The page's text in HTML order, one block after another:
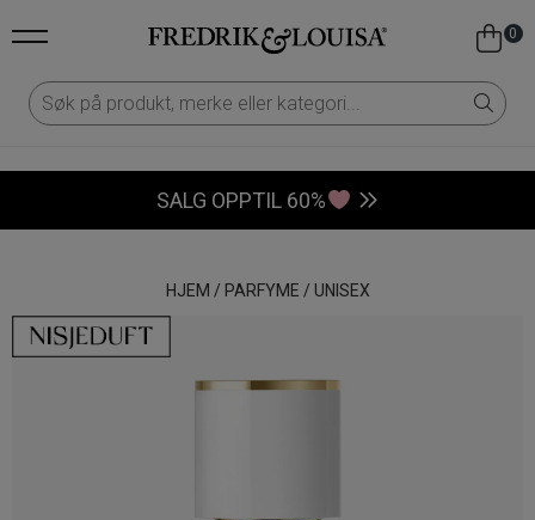
0
SALG OPPTIL 60%
HJEM / PARFYME / UNISEX